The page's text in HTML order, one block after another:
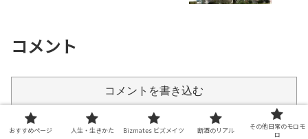
コメント
コメントを書き込む
ホーム Bizmates ビズメイツ
おすすめページ 人生・生きかた Bizmates ビズメイツ 断酒のリアル
その他日常のモロモ
ロ